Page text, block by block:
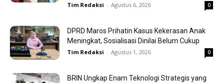
Tim Redaksi - Agustus 6, 2026 0
DPRD Maros Prihatin Kasus Kekerasan Anak
Meningkat, Sosialisasi Dinilai Belum Cukup
Tim Redaksi - Agustus 1, 2026 0
BRIN Ungkap Enam Teknologi Strategis yang